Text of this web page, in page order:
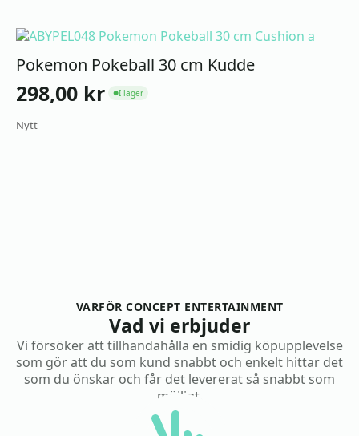
Pokemon Pokeball 30 cm Kudde
298,00 kr ●I lager
Nytt
VARFÖR CONCEPT ENTERTAINMENT
Vad vi erbjuder
Vi försöker att tillhandahålla en smidig köpupplevelse
som gör att du som kund snabbt och enkelt hittar det
som du önskar och får det levererat så snabbt som
möjligt.